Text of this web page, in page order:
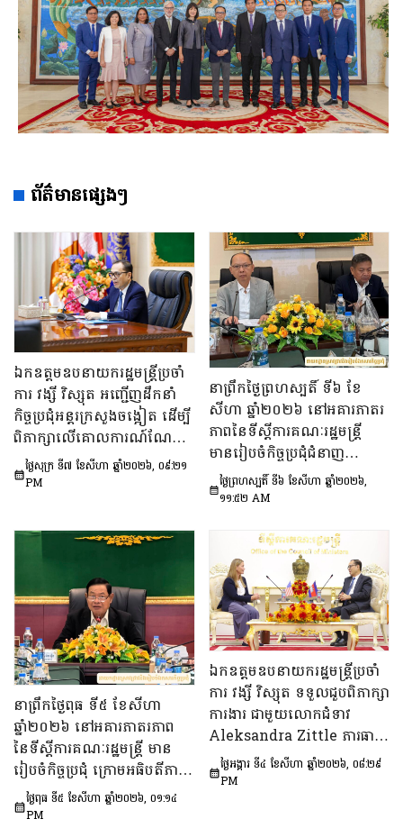
ព័ត៌មានផ្សេងៗ
ឯកឧត្តមឧបនាយករដ្ឋមន្រ្តីប្រចាំ
ការ វង្សី វិស្សុត អញ្ជើញដឹកនាំ
កិច្ចប្រជុំអន្តរក្រសួងចង្អៀត ដើម្បី
ពិភាក្សាលើគោលការណ៍​ណែនាំ
ស្តីពីការរៀបចំប្រកាស ប្រកាស
អន្តរក្រសួង និងប្រកាសរួម របស់
ថ្ងៃសុក្រ ទី៧ ខែសីហា ឆ្នាំ២០២៦, ០៩:២១
PM
នាព្រឹកថ្ងៃព្រហស្បតិ៍ ទី៦ ខែ
សីហា ឆ្នាំ២០២៦ នៅអគារភាតរ
ភាពនៃទីស្តីការគណៈរដ្ឋមន្រ្តី
មានរៀបចំកិច្ចប្រជុំជំនាញ
បច្ចេកទេស ក្រោមអធិបតីភាព
ឯកឧត្តម សុក ផេង រដ្ឋលេខាធិ
ប្រធាន និងជាប្រធាន​ក្រុម​ការងារ​
ទី៣នៃក្រុមប្រឹក្សាអ្នកច្បាប់ និង
ឯកឧត្តម ចែម ផល្លា អនុប្រធាន​
និង​ជា​ប្រធាន​ក្រុមការងារទី៣នៃ
ក្រុមប្រឹក្សាសេដ្ឋកិច្ច សង្គមកិច្ច
និង​វប្បធម៌ ដើម្បីពិនិត្យ​និង​
ពិភាក្សា​លើ «សេចក្តីព្រាង
ផែនការ​សកម្មភាពជាតិ​​ស្ដីពី​ការ
បង្ការទប់ស្កាត់​អាពាហ៍ពិពាហ៍​
នៅវ័យក្មេង​និងការ​មាន​ផ្ទៃពោះ​
នៅ​វ័យជំទង់​នៅកម្ពុជា
ឆ្នាំ២០២៦-២០៣០»។
ថ្ងៃព្រហស្បតិ៍ ទី៦ ខែសីហា ឆ្នាំ២០២៦,
១១:៥២ AM
នាព្រឹកថ្ងៃពុធ ទី៥ ខែសីហា
ឆ្នាំ២០២៦ នៅអគារភាតរភាព
នៃទីស្តីការគណៈរដ្ឋមន្រ្តី មាន
រៀបចំកិច្ចប្រជុំ ក្រោមអធិបតីភាព
ឯកឧត្តម ឆឺយ រឿន រដ្ឋលេខាធិ
ការ​ទីស្តីការគណៈរដ្ឋមន្ត្រី ដើម្បី
ថ្ងៃពុធ ទី៥ ខែសីហា ឆ្នាំ២០២៦, ០១:១៤
PM
ឯកឧត្តមឧបនាយករដ្ឋមន្ត្រីប្រចាំ
ការ វង្សី វិស្សុត ទទួលជួបពិភាក្សា
ការងារ ជាមួយលោកជំទាវ
Aleksandra Zittle ភារធារី
ស្តីទីនៃស្ថានទូតសហរដ្ឋអាម៉េរិក
ប្រចាំកម្ពុជា
ថ្ងៃអង្គារ ទី៤ ខែសីហា ឆ្នាំ២០២៦, ០៨:២៩
PM